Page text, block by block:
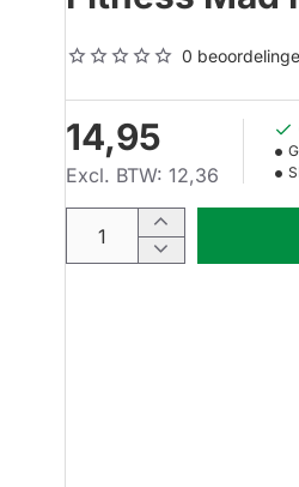
0
14,95
Excl. BTW: 12,36